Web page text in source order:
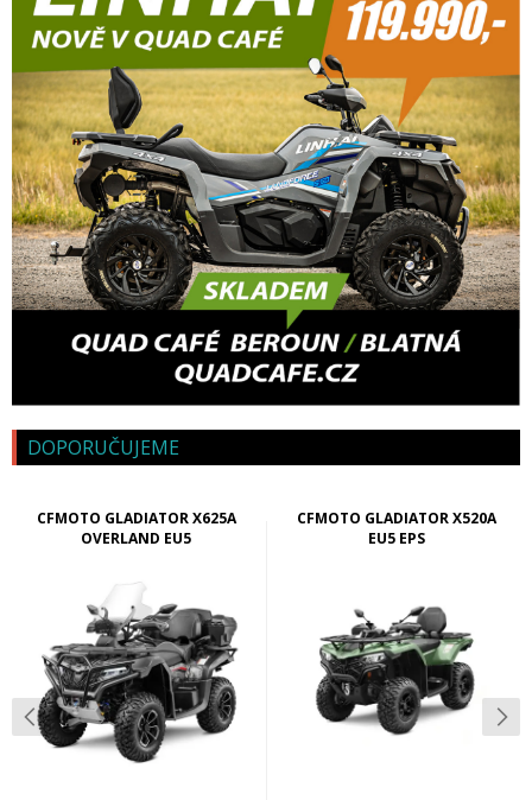
DOPORUČUJEME
CFMOTO GLADIATOR X625A
OVERLAND EU5
CFMOTO GLADIATOR X520A
EU5 EPS